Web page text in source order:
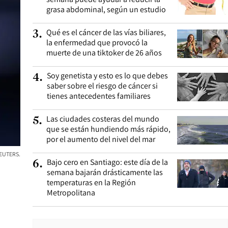
grasa abdominal, según un estudio
3. Qué es el cáncer de las vías biliares,
la enfermedad que provocó la
muerte de una tiktoker de 26 años
4. Soy genetista y esto es lo que debes
saber sobre el riesgo de cáncer si
tienes antecedentes familiares
5. Las ciudades costeras del mundo
que se están hundiendo más rápido,
por el aumento del nivel del mar
6. Bajo cero en Santiago: este día de la
semana bajarán drásticamente las
temperaturas en la Región
Metropolitana